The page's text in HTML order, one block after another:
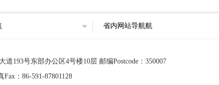
省内网站导航航
193号东部办公区4号楼10层 邮编Postcode：350007
：86-591-87801128